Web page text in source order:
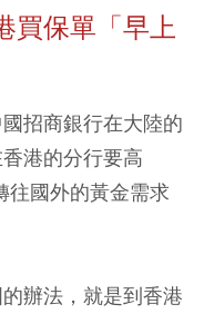
買保單「早上
招商銀行在大陸的
港的分行要高
往國外的黃金需求
辦法，就是到香港